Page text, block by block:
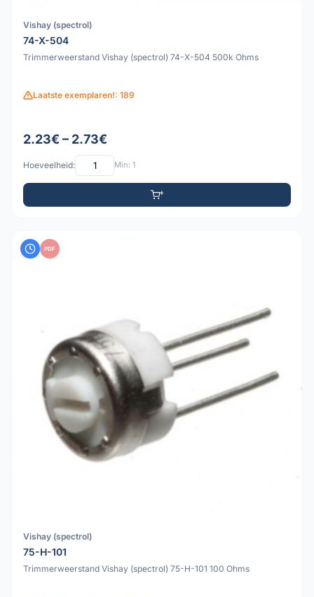
Vishay (spectrol)
74-X-504
Trimmerweerstand Vishay (spectrol) 74-X-504 500k Ohms
Laatste exemplaren!: 189
2.23€ – 2.73€
Hoeveelheid: Min: 1
PDF
Vishay (spectrol)
75-H-101
Trimmerweerstand Vishay (spectrol) 75-H-101 100 Ohms